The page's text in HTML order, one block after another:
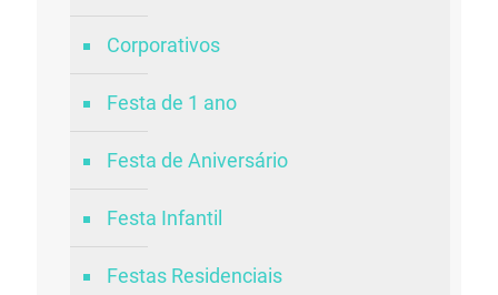
Corporativos
Festa de 1 ano
Festa de Aniversário
Festa Infantil
Festas Residenciais